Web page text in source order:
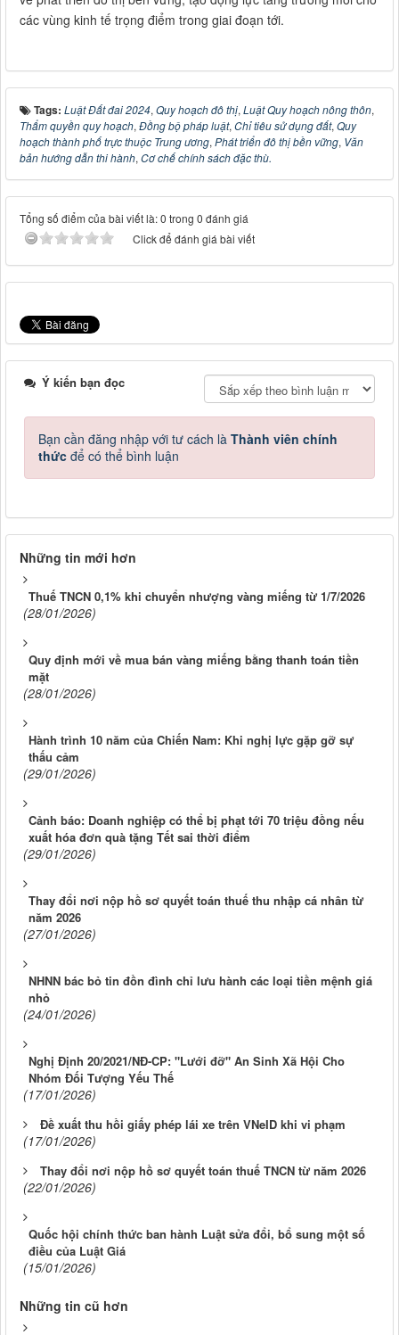
các vùng kinh tế trọng điểm trong giai đoạn tới.
Tags: Luật Đất đai 2024, Quy hoạch đô thị, Luật Quy hoạch nông thôn,
Thẩm quyền quy hoạch, Đồng bộ pháp luật, Chỉ tiêu sử dụng đất, Quy
hoạch thành phố trực thuộc Trung ương, Phát triển đô thị bền vững, Văn
bản hướng dẫn thi hành, Cơ chế chính sách đặc thù.
Tổng số điểm của bài viết là: 0 trong 0 đánh giá
Click để đánh giá bài viết
Ý kiến bạn đọc
Bạn cần đăng nhập với tư cách là Thành viên chính
thức để có thể bình luận
Những tin mới hơn
Thuế TNCN 0,1% khi chuyển nhượng vàng miếng từ 1/7/2026
(28/01/2026)
Quy định mới về mua bán vàng miếng bằng thanh toán tiền
mặt
(28/01/2026)
Hành trình 10 năm của Chiến Nam: Khi nghị lực gặp gỡ sự
thấu cảm
(29/01/2026)
Cảnh báo: Doanh nghiệp có thể bị phạt tới 70 triệu đồng nếu
xuất hóa đơn quà tặng Tết sai thời điểm
(29/01/2026)
Thay đổi nơi nộp hồ sơ quyết toán thuế thu nhập cá nhân từ
năm 2026
(27/01/2026)
NHNN bác bỏ tin đồn đình chỉ lưu hành các loại tiền mệnh giá
nhỏ
(24/01/2026)
Nghị Định 20/2021/NĐ-CP: "Lưới đỡ" An Sinh Xã Hội Cho
Nhóm Đối Tượng Yếu Thế
(17/01/2026)
Đề xuất thu hồi giấy phép lái xe trên VNeID khi vi phạm
(17/01/2026)
Thay đổi nơi nộp hồ sơ quyết toán thuế TNCN từ năm 2026
(22/01/2026)
Quốc hội chính thức ban hành Luật sửa đổi, bổ sung một số
điều của Luật Giá
(15/01/2026)
Những tin cũ hơn